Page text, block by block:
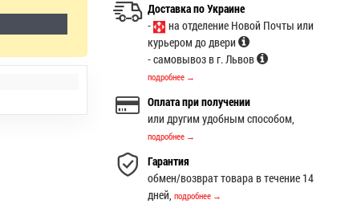
Доставка по Украине
-
на отделение Новой Почты или
курьером до двери
- самовывоз в г. Львов
подробнее →
Оплата при получении
или другим удобным способом,
подробнее →
Гарантия
обмен/возврат товара в течение 14
дней,подробнее →